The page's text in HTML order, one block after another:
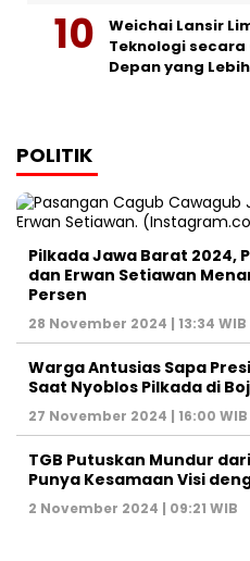
Weichai Lansir
Teknologi secara
Depan yang
POLITIK
Pilkada Jawa Barat 2024,
dan Erwan Setiawan
Persen
28 November 2024 | 13:34 WIB
Warga Antusias Sapa
Saat Nyoblos Pilkada di
27 November 2024 | 16:00 WIB
TGB Putuskan Mundur
Punya Kesamaan Visi
2 November 2024 | 09:21 WIB